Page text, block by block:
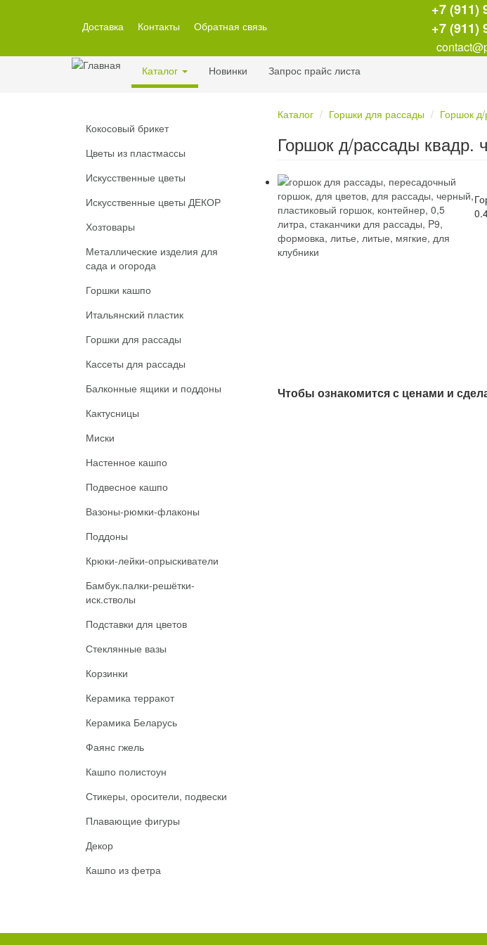
Доставка Контакты Обратная связь
+7 (911)
+7 (911)
Каталог Новинки Запрос прайс листа
Кокосовый брикет
Цветы из пластмассы
Искусственные цветы
Искусственные цветы ДЕКОР
Хозтовары
Металлические изделия для
сада и огорода
Горшки кашпо
Итальянский пластик
Горшки для рассады
Кассеты для рассады
Балконные ящики и поддоны
Кактусницы
Миски
Настенное кашпо
Подвесное кашпо
Вазоны-рюмки-флаконы
Поддоны
Крюки-лейки-опрыскиватели
Бамбук.палки-решётки-
иск.стволы
Подставки для цветов
Стеклянные вазы
Корзинки
Керамика терракот
Керамика Беларусь
Фаянс гжель
Кашпо полистоун
Стикеры, оросители, подвески
Плавающие фигуры
Декор
Кашпо из фетра
Каталог Горшки для рассады Горшок
Горшок д/рассады квадр.
Чтобы ознакомится с ценами и